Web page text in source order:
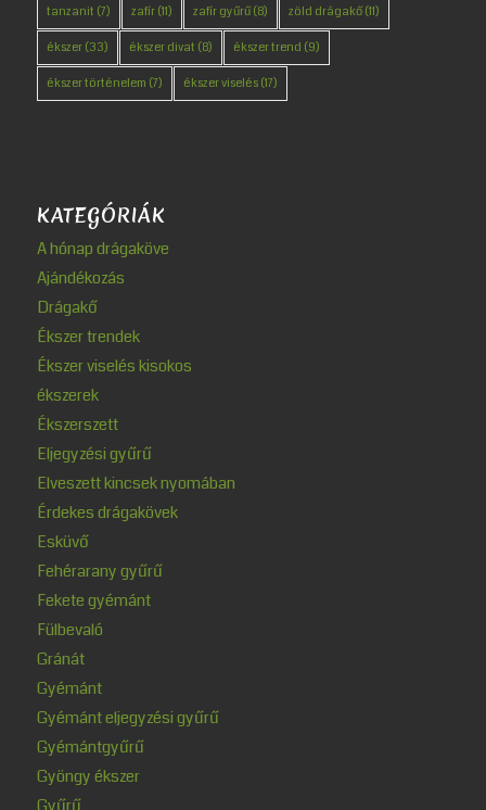
tanzanit (7) zafír(11) zafír gyűrű(8) zöld drágakő(11)
ékszer(33) ékszer divat (8) ékszer trend (9)
ékszer történelem (7) ékszer viselés(17)
KATEGÓRIÁK
A hónap drágaköve
Ajándékozás
Drágakő
Ékszer trendek
Ékszer viselés kisokos
ékszerek
Ékszerszett
Eljegyzési gyűrű
Elveszett kincsek nyomában
Érdekes drágakövek
Esküvő
Fehérarany gyűrű
Fekete gyémánt
Fülbevaló
Gránát
Gyémánt
Gyémánt eljegyzési gyűrű
Gyémántgyűrű
Gyöngy ékszer